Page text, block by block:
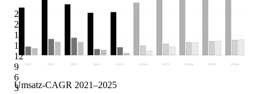
24
21
18
15
12
9
6
3
2021 2022 2023 2024 2025 2026 e 2027 e 2028 e 2029 e 2030e
Umsatz-CAGR 2021–2025